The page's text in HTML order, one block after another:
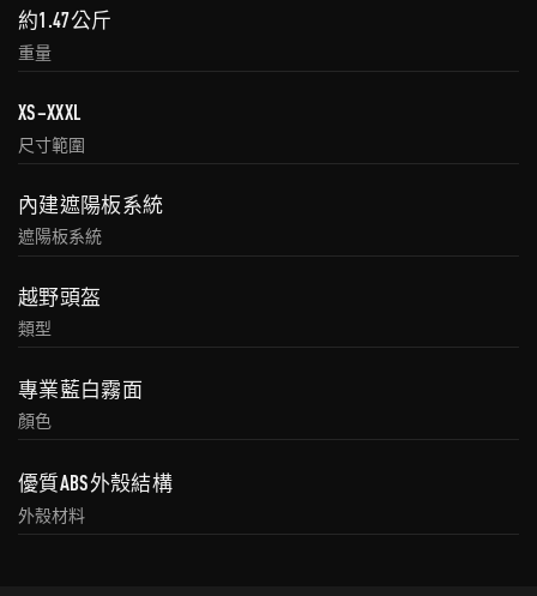
約1.47公斤
重量
XS–XXXL
尺寸範圍
內建遮陽板系統
遮陽板系統
越野頭盔
類型
專業藍白霧面
顏色
優質ABS外殼結構
外殼材料